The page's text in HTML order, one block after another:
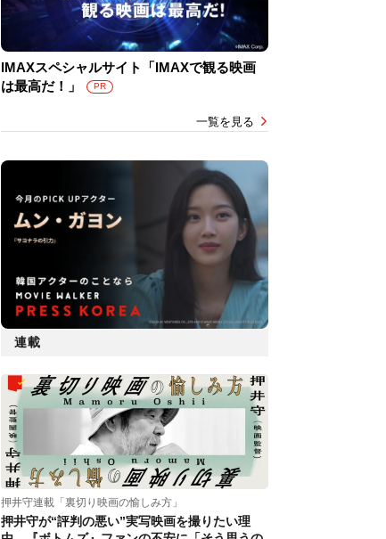
IMAXスペシャルサイト「IMAXで観る映画
は最高だ！」
PR
一覧を見る
連載
押井守連載「裏切り映画の愉しみ方」
押井守が“評判の悪い”実写映画を撮りたい理